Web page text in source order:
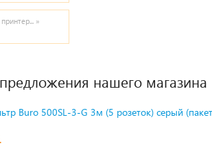
»
нашего магазина
Buro 500SL-3-G 3м (5 розеток) серый